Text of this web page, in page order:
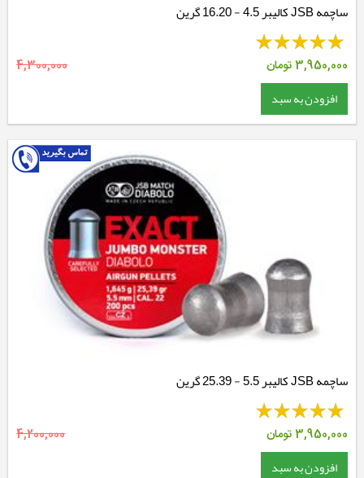
ساچمه JSB کالیبر 4.5 - 16.20 گرین
3,950,000تومان 4,300,000
افزودن به سبد
ساچمه JSB کالیبر 5.5 - 25.39 گرین
3,950,000تومان 4,200,000
افزودن به سبد